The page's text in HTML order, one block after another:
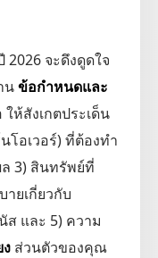
2026 จะดึงดูดใจ
นข้อกำหนดและ
ห้สังเกตประเด็น
โอเวอร์) ที่ต้องทำ
3) สินทรัพย์ที่
ายเกี่ยวกับ
และ 5) ความ
ส่วนตัวของคุณ